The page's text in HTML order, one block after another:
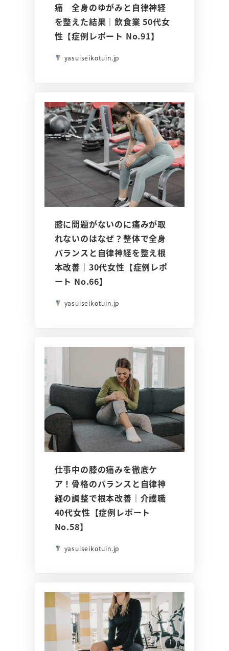
痛 全身のゆがみと自律神経
を整えた結果｜飲食業 50代女
性【症例レポート No.91】
yasuiseikotuin.jp
膝に問題がないのに痛みが取
れないのはなぜ？整体で全身
バランスと自律神経を整え根
本改善｜30代女性【症例レポ
ート No.66】
yasuiseikotuin.jp
仕事中の膝の痛みを徹底ケ
ア！骨格のバランスと自律神
経の調整で根本改善｜介護職
40代女性【症例レポート
No.58】
yasuiseikotuin.jp